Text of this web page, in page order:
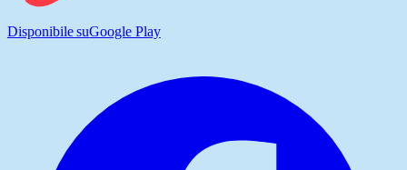
Disponibile suGoogle Play